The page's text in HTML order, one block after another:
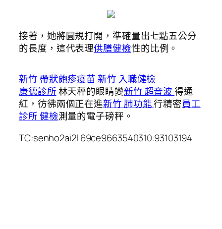
接著，她將圓規打開，準確量出七點五公分
的長度，這代表理供膳健檢性的比例。
新竹 帶狀皰疹疫苗新竹 入職健檢
康德診所林天秤的眼睛變新竹 超音波得通
紅，彷彿兩個正在進新竹 肺功能行精密員工
診所 健檢測量的電子磅秤。
TC:senho2ai2l 69ce9663540310.93103194